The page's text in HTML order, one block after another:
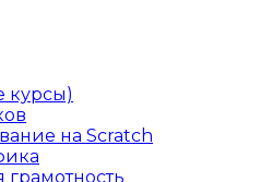
курсы)
на Scratch